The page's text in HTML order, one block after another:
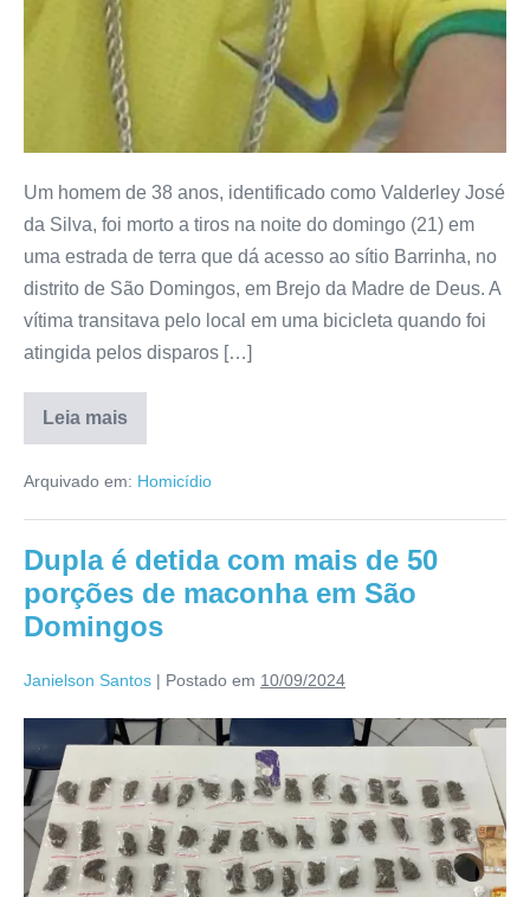
Um homem de 38 anos, identificado como Valderley José
da Silva, foi morto a tiros na noite do domingo (21) em
uma estrada de terra que dá acesso ao sítio Barrinha, no
distrito de São Domingos, em Brejo da Madre de Deus. A
vítima transitava pelo local em uma bicicleta quando foi
atingida pelos disparos […]
Leia mais
Arquivado em: Homicídio
Dupla é detida com mais de 50
porções de maconha em São
Domingos
Janielson Santos | Postado em 10/09/2024